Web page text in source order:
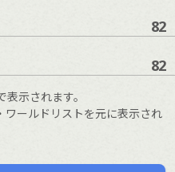
82
82
示されます。
ールドリストを元に表示され